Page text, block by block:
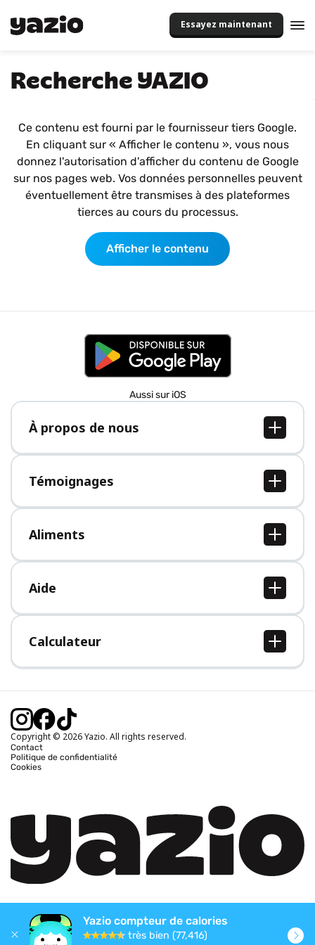
Essayez maintenant
Recherche YAZIO
Ce contenu est fourni par le fournisseur tiers Google.
En cliquant sur « Afficher le contenu », vous nous
donnez l'autorisation d'afficher du contenu de Google
sur nos pages web. Vos données personnelles peuvent
éventuellement être transmises à des plateformes
tierces au cours du processus.
Afficher le contenu
Aussi sur iOS
À propos de nous
À propos de nous
Postes
Presse
Témoignages
Tous les témoignages
Aliments
Tous les aliments
Aide
Centre d'aide
Calculateur
Calcul IMC
Calcul poids idéal
Calcul calories brûlées
Copyright © 2026 Yazio. All rights reserved.
Contact
Politique de confidentialité
Cookies
Yazio compteur de calories
très bien (77,416)